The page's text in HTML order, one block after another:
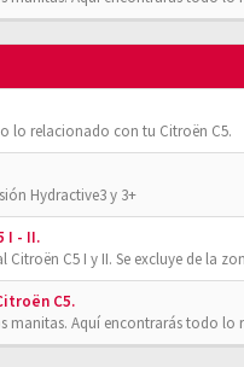
lo relacionado con tu Citroën C5.
Hydractive3 y 3+
I - II.
Citroën C5 I y II. Se excluye de la
C5.
manitas. Aquí encontrarás todo